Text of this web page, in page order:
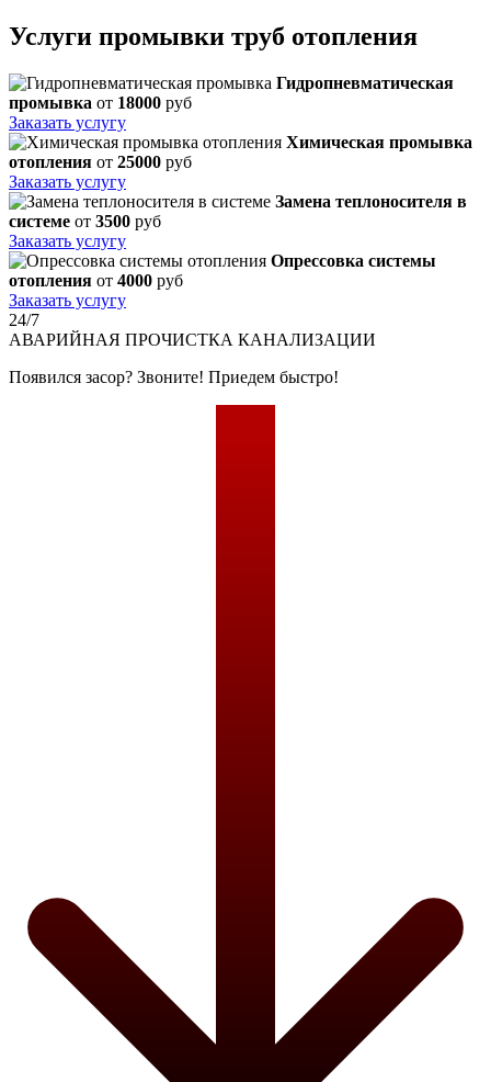
Услуги промывки труб отопления
Гидропневматическая
промывка от 18000 руб
Заказать услугу
Химическая промывка
отопления от 25000 руб
Заказать услугу
Замена теплоносителя в
системе от 3500 руб
Заказать услугу
Опрессовка системы
отопления от 4000 руб
Заказать услугу
24/7
АВАРИЙНАЯ ПРОЧИСТКА КАНАЛИЗАЦИИ
Появился засор? Звоните! Приедем быстро!